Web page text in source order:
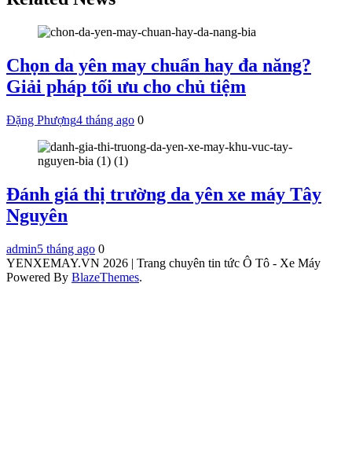
Chọn da yên may chuẩn hay đa năng?
Giải pháp tối ưu cho chủ tiệm
Đặng Phượng4 tháng ago 0
Đánh giá thị trường da yên xe máy Tây
Nguyên
admin5 tháng ago 0
YENXEMAY.VN 2026 | Trang chuyên tin tức Ô Tô - Xe Máy
Powered By BlazeThemes.